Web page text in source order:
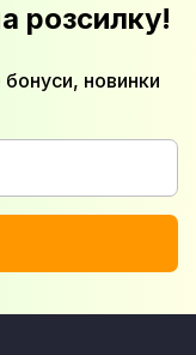
розсилку!
новинки